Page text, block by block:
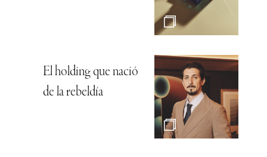
El holding que nació
de la rebeldía